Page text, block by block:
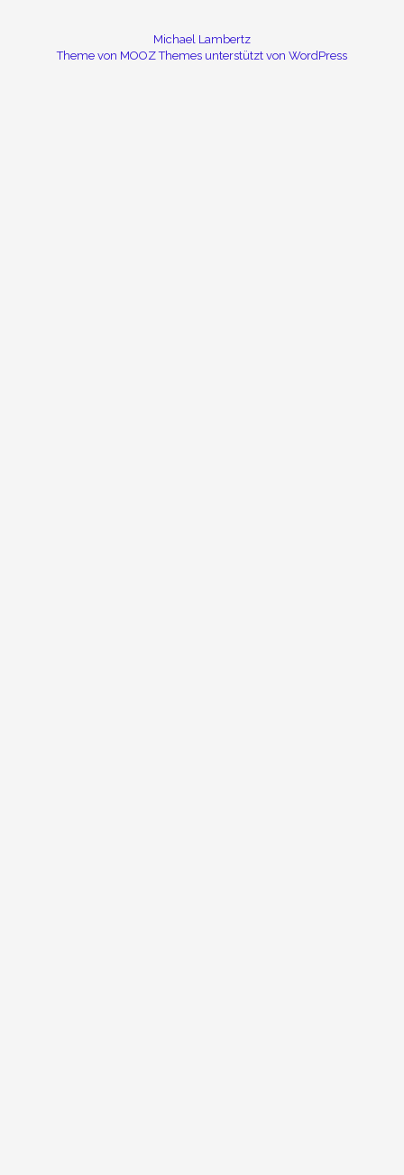
Michael Lambertz
Theme von MOOZ Themes unterstützt von WordPress